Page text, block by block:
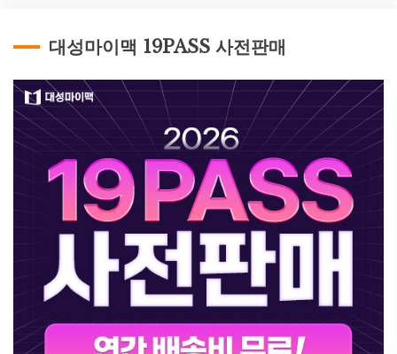
대성마이맥 19PASS 사전판매